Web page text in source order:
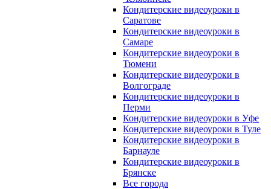
Кондитерские видеоуроки в
Саратове
Кондитерские видеоуроки в
Самаре
Кондитерские видеоуроки в
Тюмени
Кондитерские видеоуроки в
Волгограде
Кондитерские видеоуроки в
Перми
Кондитерские видеоуроки в Уфе
Кондитерские видеоуроки в Туле
Кондитерские видеоуроки в
Барнауле
Кондитерские видеоуроки в
Брянске
Все города